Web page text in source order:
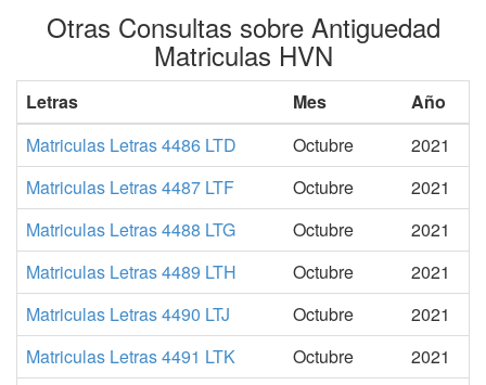
Otras Consultas sobre Antiguedad
Matriculas HVN
Letras Mes
Año
Matriculas Letras 4486 LTD
Octubre
2021
Matriculas Letras 4487 LTF
Octubre
2021
Matriculas Letras 4488 LTG
Octubre
2021
Matriculas Letras 4489 LTH
Octubre
2021
Matriculas Letras 4490 LTJ
Octubre
2021
Matriculas Letras 4491 LTK
Octubre
2021